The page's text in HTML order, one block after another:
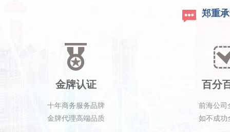
郑重
金牌认证
十年商务服务品牌
金牌代理高端品质
百分
前海公司
如不成功